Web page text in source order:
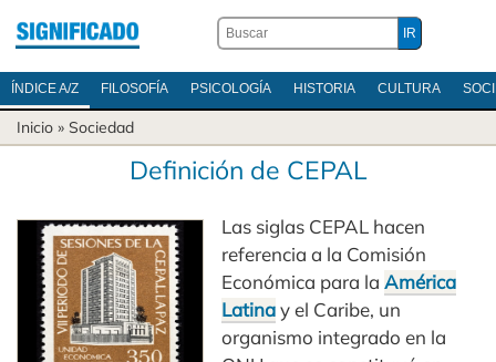
ÍNDICE A/Z FILOSOFÍA PSICOLOGÍA HISTORIA CULTURA
Inicio » Sociedad
Definición de CEPAL
Las siglas CEPAL hacen
referencia a la Comisión
Económica para laAmérica
Latinay el Caribe, un
organismo integrado en la